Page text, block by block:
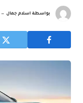
بواسطة اسلام جمال